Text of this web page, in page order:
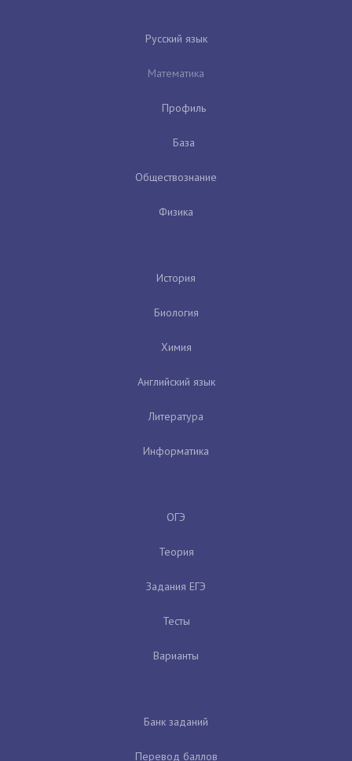
Русский язык
Математика
Профиль
База
Обществознание
Физика
История
Биология
Химия
Английский язык
Литература
Информатика
ОГЭ
Теория
Задания ЕГЭ
Тесты
Варианты
Банк заданий
Перевод баллов